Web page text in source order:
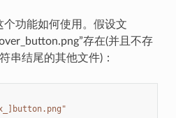
功能如何使用。假设文
存在(并且不存
串结尾的其他文件)：